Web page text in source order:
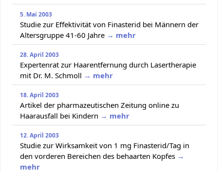
5. Mai 2003
Studie zur Effektivität von Finasterid bei Männern der
Altersgruppe 41-60 Jahre → mehr
28. April 2003
Expertenrat zur Haarentfernung durch Lasertherapie
mit Dr. M. Schmoll → mehr
18. April 2003
Artikel der pharmazeutischen Zeitung online zu
Haarausfall bei Kindern → mehr
12. April 2003
Studie zur Wirksamkeit von 1 mg Finasterid/Tag in
den vorderen Bereichen des behaarten Kopfes →
mehr